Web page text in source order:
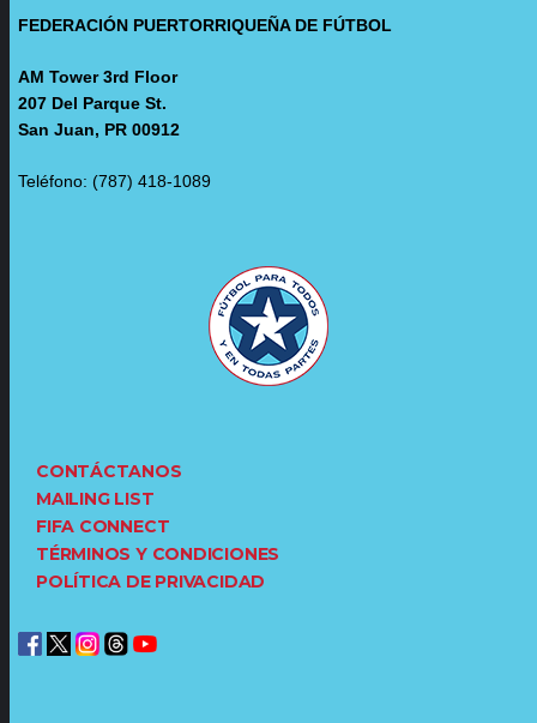
FEDERACIÓN PUERTORRIQUEÑA DE FÚTBOL
AM Tower 3rd Floor
207 Del Parque St.
San Juan, PR 00912
Teléfono: (787) 418-1089
CONTÁCTANOS
MAILING LIST
FIFA CONNECT
TÉRMINOS Y CONDICIONES
POLÍTICA DE PRIVACIDAD